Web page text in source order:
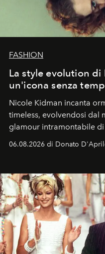
FASHION
La style evolution
un'icona senza
Nicole Kidman incanta
timeless, evolvendosi dal
glamour intramontabile di
Italia la sua style evolution.
06.08.2026 di Donato